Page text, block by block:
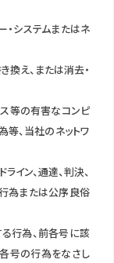
・システムまたはネ
換え、または消去・
等の有害なコンピ
等、当社のネットワ
イン、通達、判決、
為または公序良俗
行為、前各号に該
号の行為をなさし